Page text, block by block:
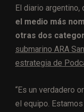
El diario
el medio más
otras dos
submarino ARA
estrategia de
“Es un verdadero
el equipo.